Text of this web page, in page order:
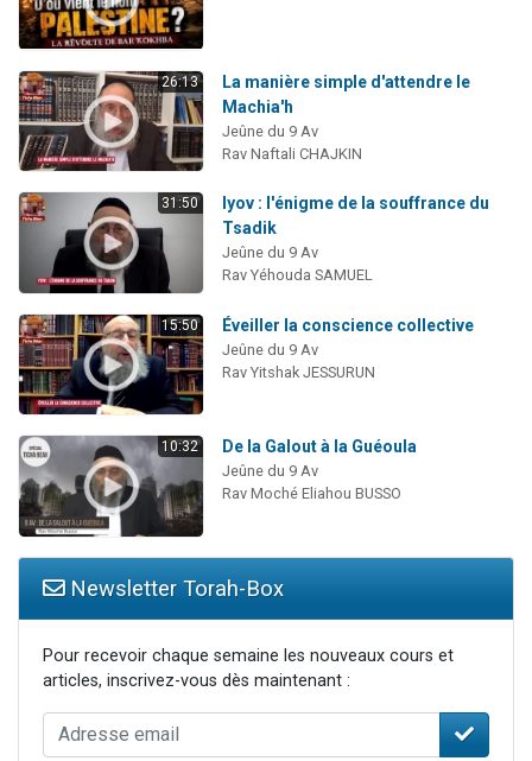
26:13
La manière simple d'attendre le
Machia'h
Jeûne du 9 Av
Rav Naftali CHAJKIN
31:50
Iyov : l'énigme de la souffrance du
Tsadik
Jeûne du 9 Av
Rav Yéhouda SAMUEL
15:50 Éveiller la conscience collective
Jeûne du 9 Av
Rav Yitshak JESSURUN
10:32 De la Galout à la Guéoula
Jeûne du 9 Av
Rav Moché Eliahou BUSSO
Newsletter Torah-Box
Pour recevoir chaque semaine les nouveaux cours et
articles, inscrivez-vous dès maintenant :